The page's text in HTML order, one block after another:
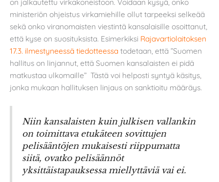
ministeriön ohjeistus virkamiehille ollut tarpeeksi selkeää
sekä onko viranomaisten viestintä kansalaisille osoittanut,
että kyse on suosituksista. Esimerkiksi Rajavartiolaitoksen
17.3. ilmestyneessä tiedotteessa todetaan, että ”Suomen
hallitus on linjannut, että Suomen kansalaisten ei pidä
matkustaa ulkomaille” Tästä voi helposti syntyä käsitys,
jonka mukaan hallituksen linjaus on sanktioitu määräys.
Niin kansalaisten kuin julkisen vallankin
on toimittava etukäteen sovittujen
pelisääntöjen mukaisesti riippumatta
siitä, ovatko pelisäännöt
yksittäistapauksessa miellyttäviä vai ei.